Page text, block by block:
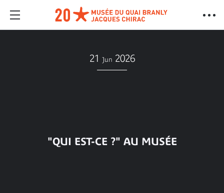
21 Jun 2026
"QUI EST-CE ?" AU MUSÉE